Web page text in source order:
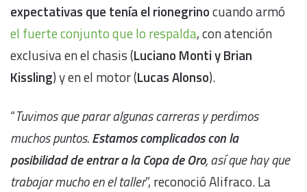
expectativas que tenía el rionegrinocuando armó
el fuerte conjunto que lo respalda, con atención
exclusiva en el chasis (Luciano Monti y Brian
Kissling) y en el motor (Lucas Alonso).
“Tuvimos que parar algunas carreras y perdimos
muchos puntos.Estamos complicados con la
posibilidad de entrar a la Copa de Oro, así que hay que
trabajar mucho en el taller”, reconoció Alifraco. La